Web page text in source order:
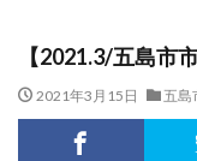
【2021.3/五島市
2021年3月15日 五島